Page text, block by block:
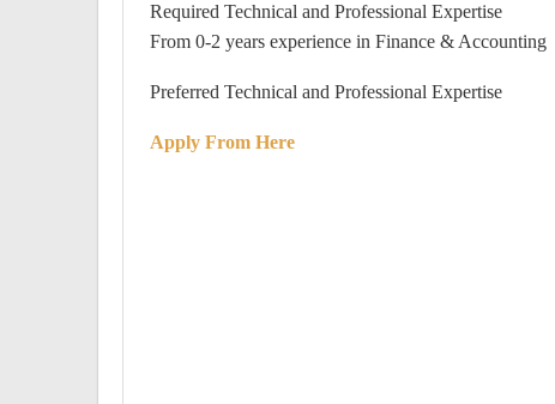
Required Technical and Professional Expertise
From 0-2 years experience in Finance & Accounting
Preferred Technical and Professional Expertise
Apply From Here